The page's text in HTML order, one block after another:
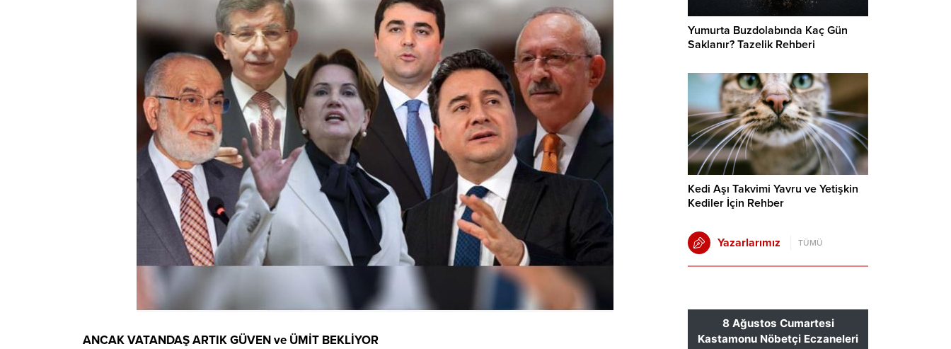
ANCAK VATANDAŞ ARTIK GÜVEN ve ÜMİT BEKLİYOR
Yumurta Buzdolabında Kaç Gün
Saklanır? Tazelik Rehberi
Kedi Aşı Takvimi Yavru ve Yetişkin
Kediler İçin Rehber
Yazarlarımız TÜMÜ